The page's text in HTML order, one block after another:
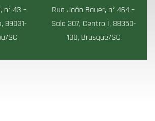
n° 43 –
89031-
SC
Rua João Bauer, n° 464 –
Sala 307, Centro I, 88350-
100, Brusque/SC